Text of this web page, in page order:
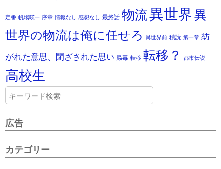
定番 帆場暎一 序章 情報なし 感想なし 最終話 物流異世界異
世界の物流は俺に任せろ
異世界前 積読 第一章 紡
がれた意思、閉ざされた思い 蟲毒 転移 転移？ 都市伝説
高校生
広告
カテゴリー